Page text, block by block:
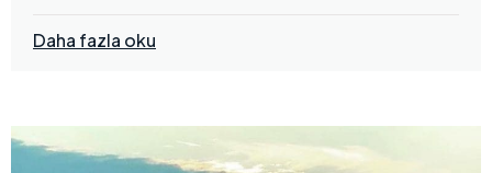
Daha fazla oku